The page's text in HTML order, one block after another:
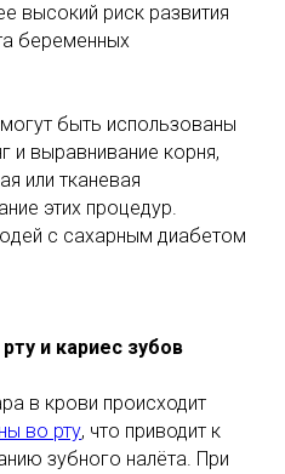
высокий риск развития
беременных
быть использованы
и выравнивание корня,
или тканевая
этих процедур.
с сахарным диабетом
и кариес зубов
в крови происходит
во рту, что приводит к
зубного налёта. При